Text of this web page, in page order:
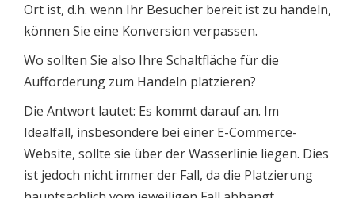
Ort ist, d.h. wenn Ihr Besucher bereit ist zu handeln,
können Sie eine Konversion verpassen.
Wo sollten Sie also Ihre Schaltfläche für die
Aufforderung zum Handeln platzieren?
Die Antwort lautet: Es kommt darauf an. Im
Idealfall, insbesondere bei einer E-Commerce-
Website, sollte sie über der Wasserlinie liegen. Dies
ist jedoch nicht immer der Fall, da die Platzierung